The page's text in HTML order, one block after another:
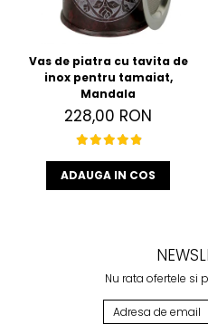
Vas de piatra cu tavita de
inox pentru tamaiat,
Mandala
228,00 RON
ADAUGA IN COS
Nu rata ofertele si